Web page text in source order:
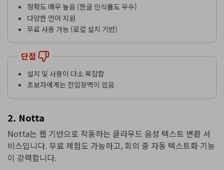
정확도 매우 높음 (한글 인식률도 우수)
다양한 언어 지원
무료 사용 가능 (로컬 설치 기반)
단점
설치 및 사용이 다소 복잡함
초보자에게는 진입장벽이 있음
2. Notta
Notta는 웹 기반으로 작동하는 클라우드 음성 텍스트 변환 서
비스입니다. 무료 체험도 가능하고, 회의 중 자동 텍스트화 기능
이 강력합니다.